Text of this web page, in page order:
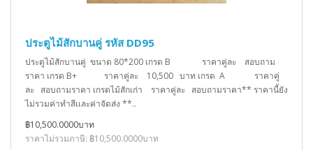
ประตูไม้สักบานคู่ รหัส DD95
ประตูไม้สักบานคู่ ขนาด 80*200 เกรด B ราคาคู่ละ สอบถาม
ราคา เกรด B+ ราคาคู่ละ 10,500 บาท เกรด A ราคาคู่
ละ สอบถามราคา เกรดไม้สักเก่า ราคาคู่ละ สอบถามราคา** ราคานี้ยัง
ไม่รวมค่าทำสีเเละค่าจัดส่ง **..
฿10,500.0000บาท
ราคาไม่รวมภาษี: ฿10,500.0000บาท